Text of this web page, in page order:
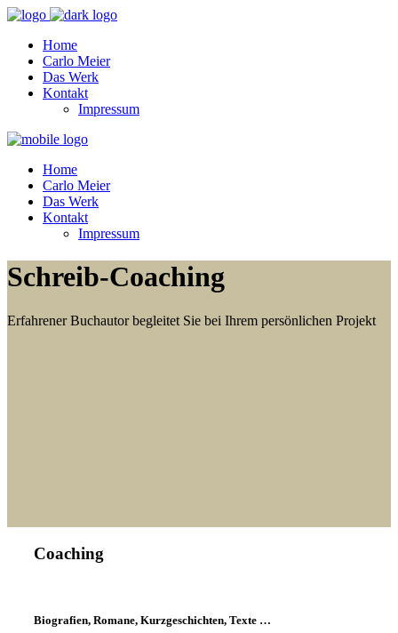
Home
Carlo Meier
Das Werk
Kontakt
Impressum
Home
Carlo Meier
Das Werk
Kontakt
Impressum
Schreib-Coaching
Erfahrener Buchautor begleitet Sie bei Ihrem persönlichen Projekt
Coaching
Biografien, Romane, Kurzgeschichten, Texte …